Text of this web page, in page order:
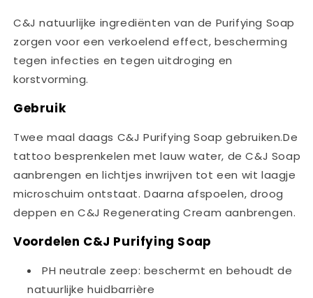
C&J natuurlijke ingrediënten van de Purifying Soap
zorgen voor een verkoelend effect, bescherming
tegen infecties en tegen uitdroging en
korstvorming.
Gebruik
Twee maal daags C&J Purifying Soap gebruiken.De
tattoo besprenkelen met lauw water, de C&J Soap
aanbrengen en lichtjes inwrijven tot een wit laagje
microschuim ontstaat. Daarna afspoelen, droog
deppen en C&J Regenerating Cream aanbrengen.
Voordelen C&J Purifying Soap
PH neutrale zeep: beschermt en behoudt de
natuurlijke huidbarrière